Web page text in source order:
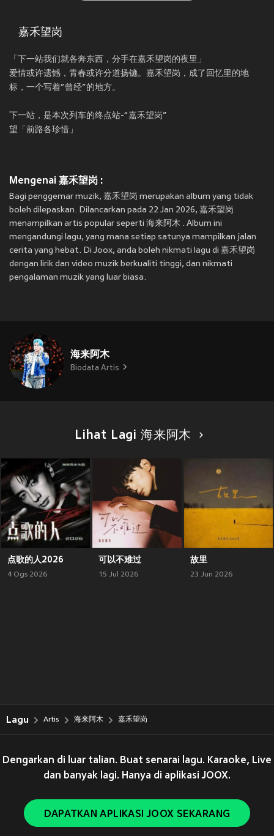
嘉禾望岗
「下一站我们就各奔东西，分手在嘉禾望岗的夜里」
爱情或许遗憾，青春或许分道扬镳。嘉禾望岗，成了回忆里的地
标，一个写着“曾经”的地方。
下一站，是本次列车的终点站-“嘉禾望岗”
望「前路各珍惜」
Mengenai 嘉禾望岗 :
Bagi penggemar muzik, 嘉禾望岗 merupakan album yang tidak
boleh dilepaskan. Dilancarkan pada 22 Jan 2026, 嘉禾望岗
menampilkan artis popular seperti 海来阿木 . Album ini
mengandungi lagu, yang mana setiap satunya mampilkan jalan
cerita yang hebat. Di Joox, anda boleh nikmati lagu di 嘉禾望岗
dengan lirik dan video muzik berkualiti tinggi, dan nikmati
pengalaman muzik yang luar biasa.
海来阿木
Biodata Artis
Lihat Lagi 海来阿木
点歌的人2026
4 Ogs 2026
可以不难过
15 Jul 2026
故里
23 Jun 2026
Lagu Artis 海来阿木 嘉禾望岗
Dengarkan di luar talian. Buat senarai lagu. Karaoke, Live
dan banyak lagi. Hanya di aplikasi JOOX.
DAPATKAN APLIKASI JOOX SEKARANG